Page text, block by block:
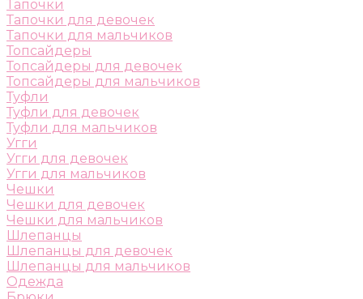
Тапочки
Тапочки для девочек
Тапочки для мальчиков
Топсайдеры
Топсайдеры для девочек
Топсайдеры для мальчиков
Туфли
Туфли для девочек
Туфли для мальчиков
Угги
Угги для девочек
Угги для мальчиков
Чешки
Чешки для девочек
Чешки для мальчиков
Шлепанцы
Шлепанцы для девочек
Шлепанцы для мальчиков
Одежда